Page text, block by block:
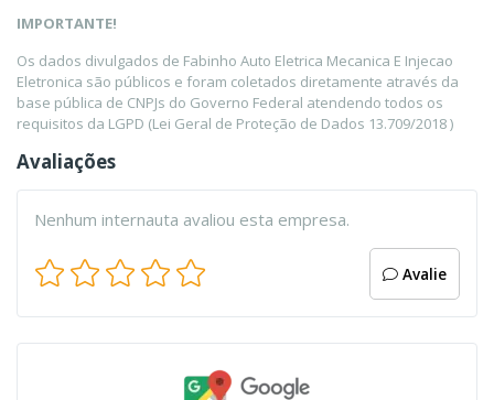
IMPORTANTE!
Os dados divulgados de Fabinho Auto Eletrica Mecanica E Injecao
Eletronica são públicos e foram coletados diretamente através da
base pública de CNPJs do Governo Federal atendendo todos os
requisitos da LGPD (Lei Geral de Proteção de Dados 13.709/2018 )
Avaliações
Nenhum internauta avaliou esta empresa.
Avalie